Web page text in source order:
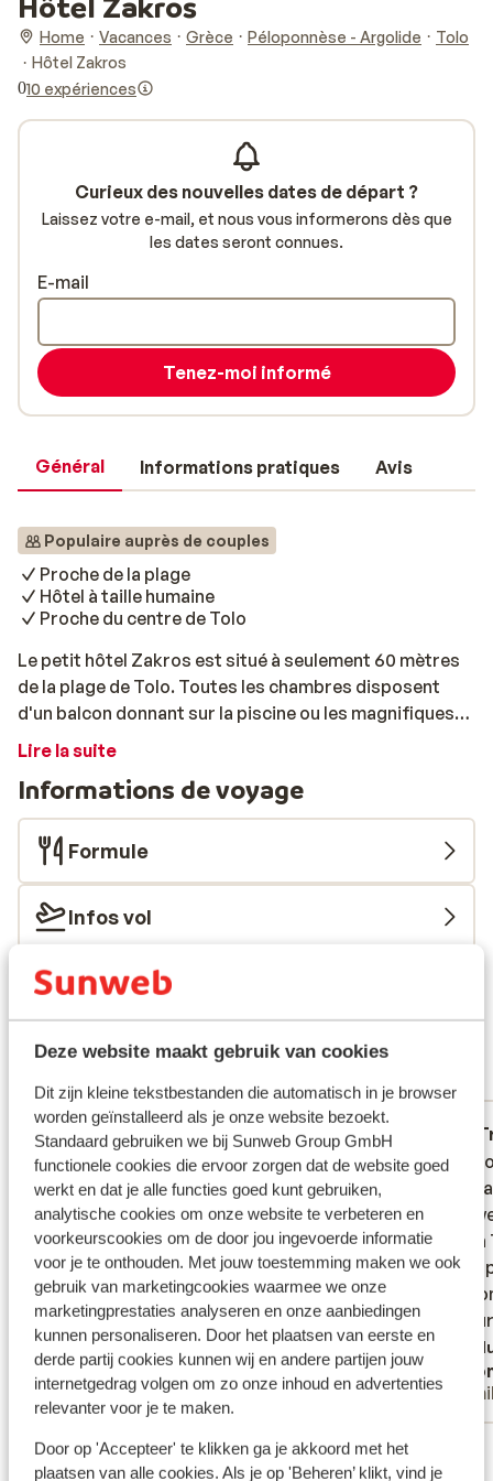
Deze website maakt gebruik van cookies
Dit zijn kleine tekstbestanden die automatisch in je browser
worden geïnstalleerd als je onze website bezoekt.
Standaard gebruiken we bij Sunweb Group GmbH
functionele cookies die ervoor zorgen dat de website goed
werkt en dat je alle functies goed kunt gebruiken,
analytische cookies om onze website te verbeteren en
voorkeurscookies om de door jou ingevoerde informatie
voor je te onthouden. Met jouw toestemming maken we ook
gebruik van marketingcookies waarmee we onze
marketingprestaties analyseren en onze aanbiedingen
kunnen personaliseren. Door het plaatsen van eerste en
derde partij cookies kunnen wij en andere partijen jouw
internetgedrag volgen om zo onze inhoud en advertenties
relevanter voor je te maken.
Door op 'Accepteer' te klikken ga je akkoord met het
plaatsen van alle cookies. Als je op 'Beheren’ klikt, vind je
Home Vacances Grèce Péloponnèse - Argolide
Tolo
Hôtel Zakros
010 expériences
Général Informations pratiques Avis
Populaire auprès de couples
Proche de la plage
Hôtel à taille humaine
Proche du centre de Tolo
Le petit hôtel Zakros est situé à seulement 60 mètres
de la plage de Tolo. Toutes les chambres disposent
d'un balcon donnant sur la piscine ou les magnifiques
environs. Détendez-vous au bord de la piscine ou
d'une belle plage, vous trouverez également plusieurs
tavernes où vous restaurer.
Lire la suite
Informations de voyage
Formule
Infos vol
Ce que les voyageurs pensent
produit.En savoir plus sur les avis
Réservé le plus par couples
7.0 Très bien
29 août 2025
Via de site van Sunweb de accommodatie
uiteindelijk gekozen op basis van het
plaatsje Tolo, foto's en review. De foto's
van de omgeving van het hotel komen niet
overeen met de werkelijkheid. Alleen aan
de zwembadzijde (voorkant) klopt het, de
landzijde is niet zoals op de foto's. Je kijkt
tegen de achterzijde van een half
afgebouwd ander hotel en meer naar
straatzijde een kompleet ogen in aanbouw
werd daar niet vrolijk van. Wij hadden een
Via de site van Sunweb de accommodatie
uiteindelijk gekozen op basis van het
plaatsje Tolo, foto's en review. De foto's
van de omgeving van het hotel komen niet
overeen met de werkelijkheid. Alleen aan
de zwembadzijde (voorkant) klopt het, de
landzijde is...plus
Traduire en français (BE)
Simone en Peter
Couples
Leuk
was,
eten in
eind
maar
maar
Leuk
was,
eten in
eind
maar
Voir toutes les 10 expériences
Curieux des nouvelles dates de départ ?
Laissez votre e-mail, et nous vous informerons dès que
les dates seront connues.
E-mail
Tenez-moi informé